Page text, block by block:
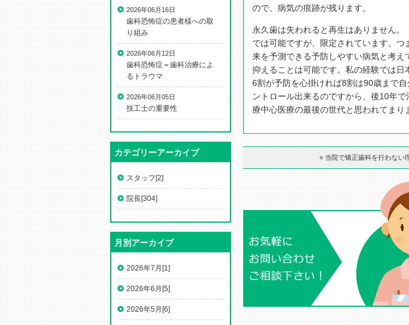
ので、病気の痕跡が残ります。
永久歯は失われると再生はありません
では可能ですが、限定されています。
来を予測できる予防しやすい病気と考
抑えることは可能です。私の経験では
6割が予防を心掛ければ8割は90歳まで
ントロール出来るのですから、後10年
療中心医療の最後の世代と思われてまり
« 当院で矯正歯科を行わない
2026年06月16日
歯科恐怖症の患者様への取
り組み
2026年06月12日
歯科恐怖症＝歯科治療によ
るトラウマ
2026年06月05日
技工士の重要性
カテゴリーアーカイブ
スタッフ[2]
院長[304]
月別アーカイブ
2026年7月[1]
2026年6月[5]
2026年5月[6]